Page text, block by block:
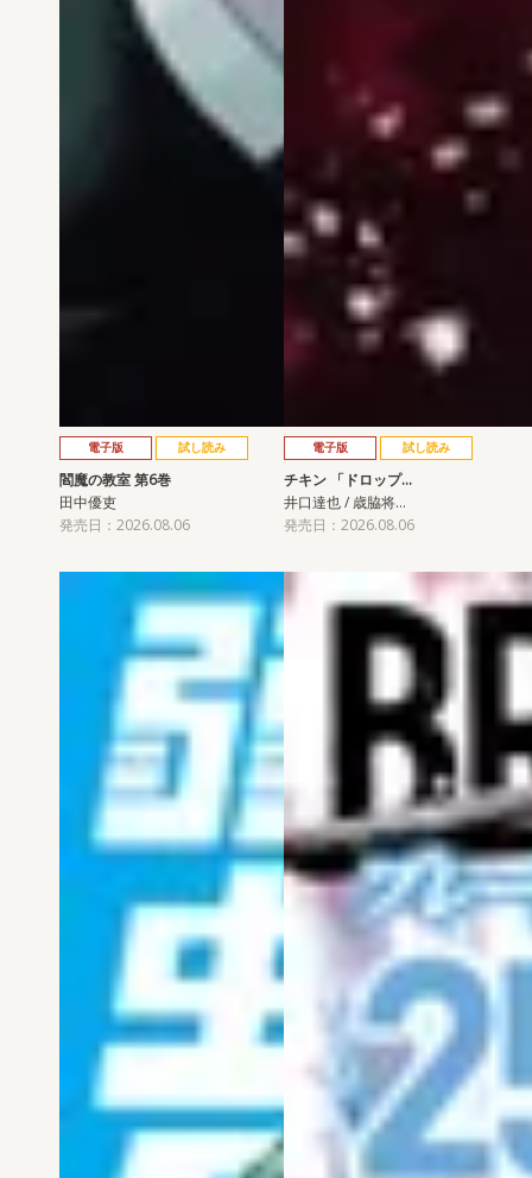
電子版 試し読み
閻魔の教室 第6巻
田中優吏
発売日：2026.08.06
電子版 試し読み
チキン 「ドロップ…
井口達也 / 歳脇将…
発売日：2026.08.06